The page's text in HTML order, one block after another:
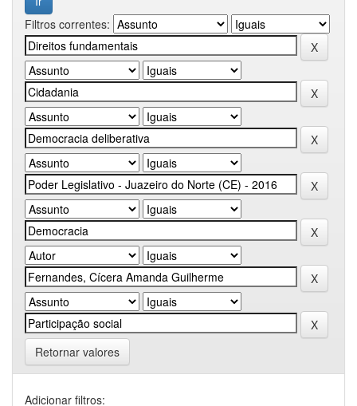
Filtros correntes:
Retornar valores
Adicionar filtros: